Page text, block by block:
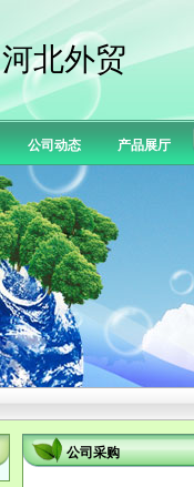
河北外贸
公司动态 产品展厅
公司采购